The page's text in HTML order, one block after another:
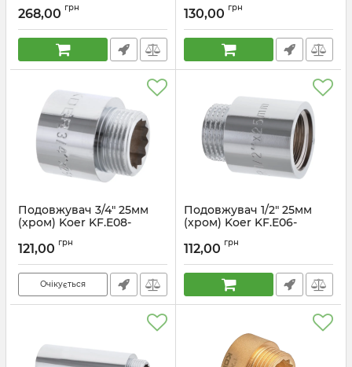
Артикул: KR5675
268,00 грн
Артикул: KR5671
130,00 грн
Подовжувач 3/4" 25мм
(хром) Koer KF.E08-
Артикул: KF0107
121,00 грн
Очікується
Подовжувач 1/2" 25мм
(хром) Koer KF.E06-
Артикул: KF0095
112,00 грн